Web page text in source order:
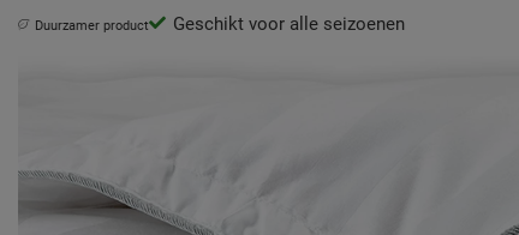
Duurzamer product Geschikt voor alle seizoenen